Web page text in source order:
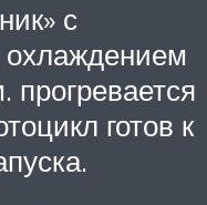
с
готов к